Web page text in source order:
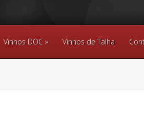
Vinhos DOC» Vinhos de Talha